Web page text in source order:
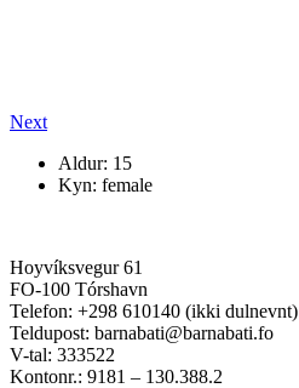
Next
Aldur: 15
Kyn: female
Hoyvíksvegur 61
FO-100 Tórshavn
Telefon: +298 610140 (ikki dulnevnt)
Teldupost: barnabati@barnabati.fo
V-tal: 333522
Kontonr.: 9181 – 130.388.2